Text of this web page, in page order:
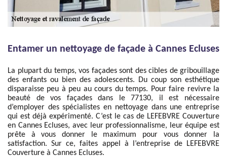
Entamer un nettoyage de façade à Cannes Ecluses
La plupart du temps, vos façades sont des cibles de gribouillage
des enfants ou bien des adolescents. Du coup son esthétique
disparaisse peu à peu au cours du temps. Pour faire revivre la
beauté de vos façades dans le 77130, il est nécessaire
d’employer des spécialistes en nettoyage dans une entreprise
qui est déjà expérimenté. C’est le cas de LEFEBVRE Couverture
en Cannes Ecluses, avec leur professionnalisme, leur équipe est
prête à vous donner le maximum pour vous donner la
satisfaction. Sur ce, faites appel à l’entreprise de LEFEBVRE
Couverture à Cannes Ecluses.